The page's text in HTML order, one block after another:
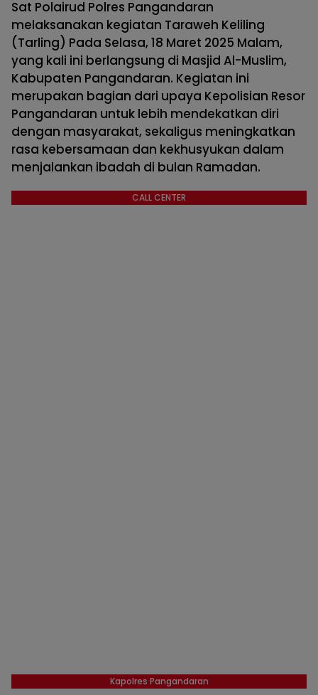
Sat Polairud Polres Pangandaran
melaksanakan kegiatan Taraweh Keliling
(Tarling) Pada Selasa, 18 Maret 2025 Malam,
yang kali ini berlangsung di Masjid Al-Muslim,
Kabupaten Pangandaran. Kegiatan ini
merupakan bagian dari upaya Kepolisian Resor
Pangandaran untuk lebih mendekatkan diri
dengan masyarakat, sekaligus meningkatkan
rasa kebersamaan dan kekhusyukan dalam
menjalankan ibadah di bulan Ramadan.
CALL CENTER
Kapolres Pangandaran